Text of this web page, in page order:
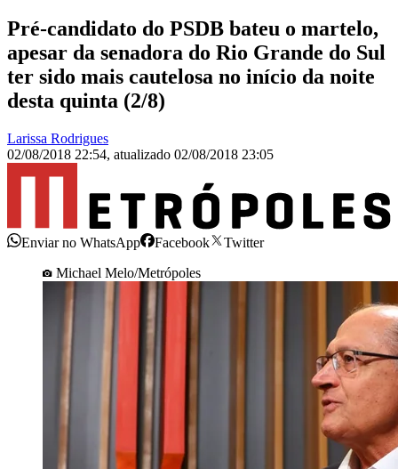
Pré-candidato do PSDB bateu o martelo,
apesar da senadora do Rio Grande do Sul
ter sido mais cautelosa no início da noite
desta quinta (2/8)
Larissa Rodrigues
02/08/2018 22:54, atualizado 02/08/2018 23:05
Enviar no WhatsApp Facebook
Twitter
Michael Melo/Metrópoles